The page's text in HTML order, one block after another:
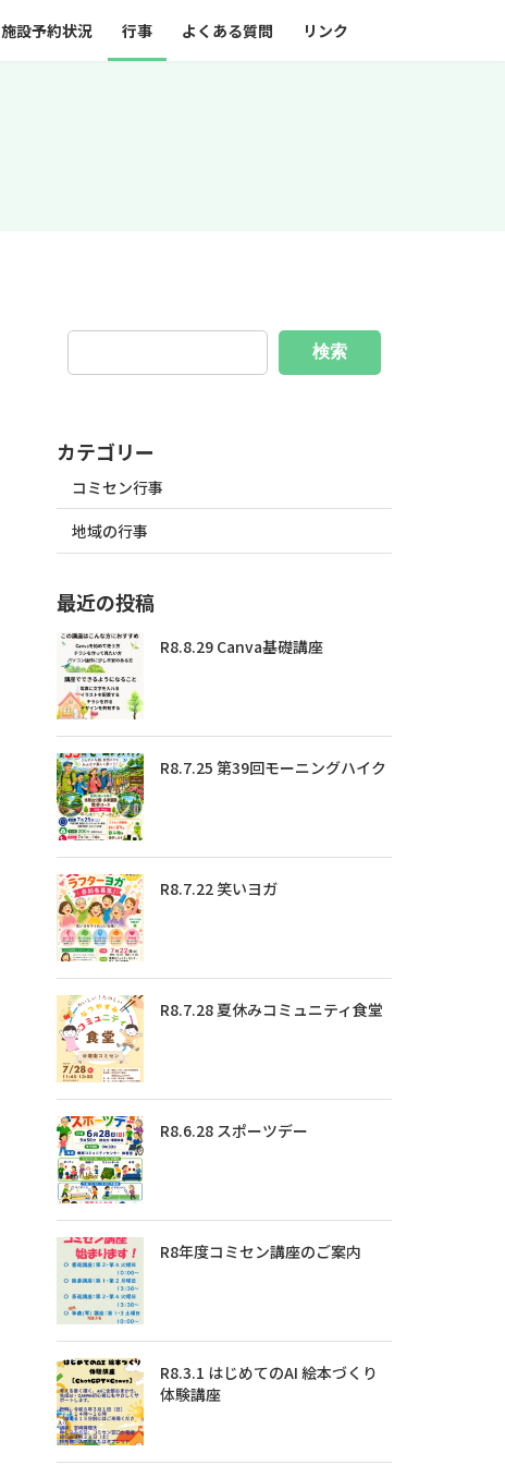
施設予約状況 行事 よくある質問 リンク
検索
カテゴリー
コミセン行事
地域の行事
最近の投稿
R8.8.29 Canva基礎講座
R8.7.25 第39回モーニングハイク
R8.7.22 笑いヨガ
R8.7.28 夏休みコミュニティ食堂
R8.6.28 スポーツデー
R8年度コミセン講座のご案内
R8.3.1 はじめてのAI 絵本づくり
体験講座